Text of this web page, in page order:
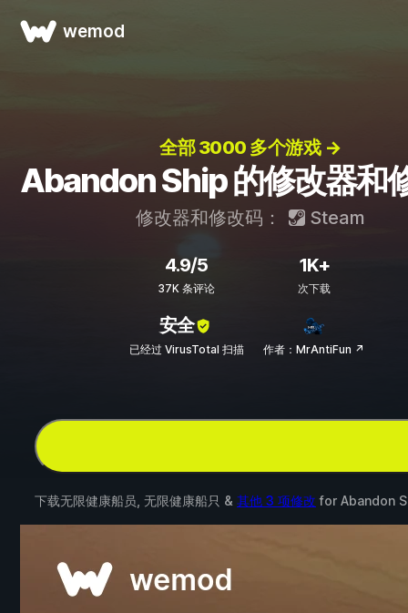
wemod
全部 3000 多个游戏 →
Abandon Ship 的修改器和
修改器和修改码： Steam
4.9/5
37K 条评论
1K+
次下载
安全
已经过 VirusTotal 扫描 作者：MrAntiFun ↗
下载无限健康船员, 无限健康船只 & 其他 3 项修改 for Abandon